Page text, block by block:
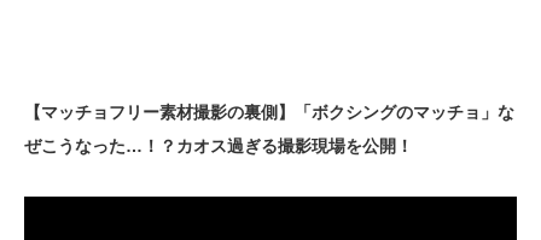
【マッチョフリー素材撮影の裏側】「ボクシングのマッチョ」な
ぜこうなった…！？カオス過ぎる撮影現場を公開！